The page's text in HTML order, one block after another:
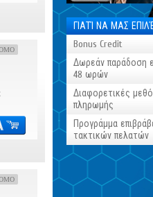
ΓΙΑΤΊ ΝΑ ΜΑΣ
Bonus Credit
Δωρεάν παράδοση
48 ωρών
Διαφορετικές
πληρωμής
Προγράμμα
τακτικών πελατών